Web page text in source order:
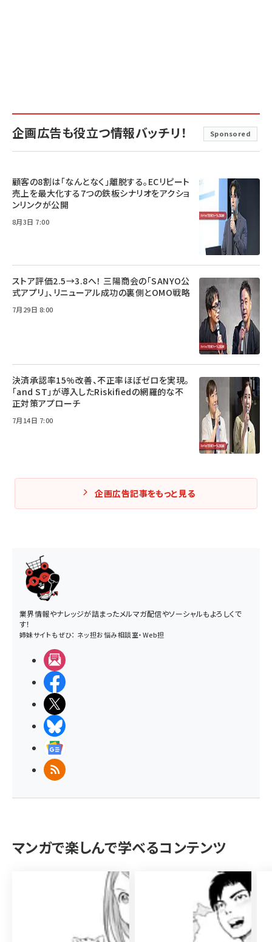
業界情報やナレッジが詰まったメルマガ配信やソーシャルもよろしくで
す！
姉妹サイトもぜひ： ネッ担お悩み相談室・Web担
RSS
企画広告も役立つ情報バッチリ！ Sponsored
顧客の8割は「なんとなく」離脱する。ECリピート
売上を最大化する7つの鉄板シナリオをアクショ
ンリンクが公開
8月3日 7:00
ストア評価2.5→3.8へ！ 三陽商会の「SANYO公
式アプリ」、リニューアル成功の裏側とOMO戦略
7月29日 8:00
決済承認率15%改善、不正率ほぼゼロを実現。
「and ST」が導入したRiskifiedの網羅的な不
正対策アプローチ
7月14日 7:00
企画広告記事をもっと見る
マンガで楽しんで学べるコンテンツ